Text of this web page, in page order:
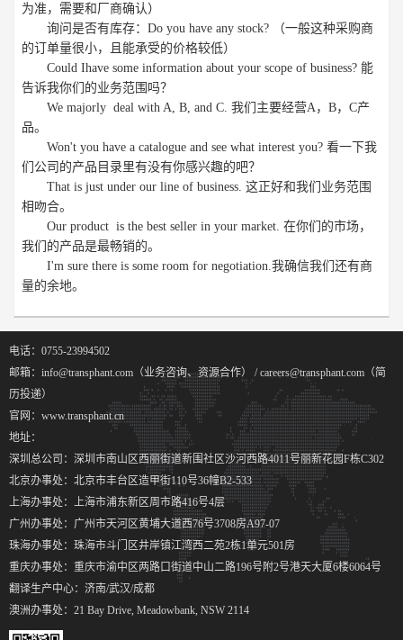
为准，需要和厂商确认）
询问是否有库存：Do you have any stock? （一般这种采购商
的订单量很小，且能承受的价格较低）
Could Ihave some information about your scope of business? 能
告诉我你们的业务范围吗？
We majorly deal with A, B, and C. 我们主要经营A，B，C产
品。
Won't you have a catalogue and see what interest you? 看一下我
们公司的产品目录里有没有你感兴趣的吧？
That is just under our line of business. 这正好和我们业务范围
相吻合。
Our product is the best seller in your market. 在你们的市场，
我们的产品是最畅销的。
I'm sure there is some room for negotiation.我确信我们还有商
量的余地。
电话：0755-23994502
邮箱：info@transphant.com（业务咨询、资源合作） / careers@transphant.com（简
历投递）
官网：www.transphant.cn
地址：
深圳总公司：深圳市南山区西丽街道新围社区沙河西路4011号丽新花园F栋C302
北京办事处：北京市丰台区造甲街110号36幢B2-533
上海办事处：上海市浦东新区周市路416号4层
广州办事处：广州市天河区黄埔大道西76号3708房A97-07
珠海办事处：珠海市斗门区井岸镇江湾西二苑2栋1单元501房
重庆办事处：重庆市渝中区两路口街道中山二路196号附2号港天大厦6楼6064号
翻译生产中心：济南/武汉/成都
澳洲办事处：21 Bay Drive, Meadowbank, NSW 2114